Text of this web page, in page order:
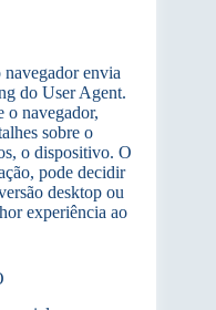
navegador envia
do User Agent.
o navegador,
sobre o
o dispositivo. O
pode decidir
desktop ou
experiência ao